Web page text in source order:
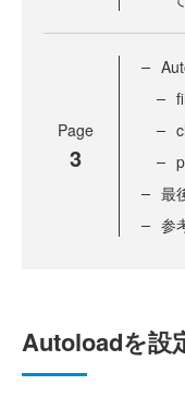
Page
3
最
参
Autoloadを設